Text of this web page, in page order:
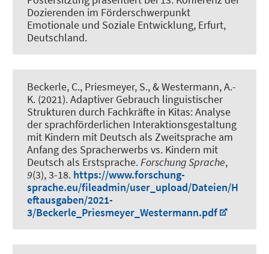
Dozierenden im Förderschwerpunkt
Emotionale und Soziale Entwicklung, Erfurt,
Deutschland.
Beckerle, C., Priesmeyer, S., & Westermann, A.-
K. (2021).Adaptiver Gebrauch linguistischer
Strukturen durch Fachkräfte in Kitas: Analyse
der sprachförderlichen Interaktionsgestaltung
mit Kindern mit Deutsch als Zweitsprache am
Anfang des Spracherwerbs vs. Kindern mit
Deutsch als Erstsprache.Forschung Sprache,
9(3), 3-18. https://www.forschung-
sprache.eu/fileadmin/user_upload/Dateien/H
eftausgaben/2021-
3/Beckerle_Priesmeyer_Westermann.pdf